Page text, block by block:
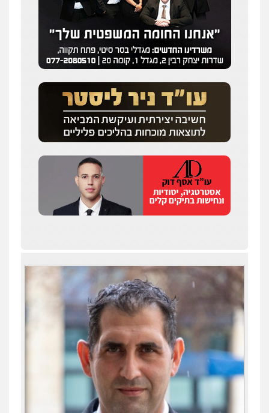
עו"ד תומר נוה
0525544654
מנשה, אלמוג – עורכי דין
פלילי עבירות תנועה צווארון לבן תעבורה
עורכי דין לענייני אסירים מעצרים וחקירות
0546470989
עו"ד זוהר ארבל
פלילי פשיעה חמורה מעצרים וחקירות
קטינים
עו"ד אסף דוק
פלילי עבירות מין סמים והימורים
חמורה חקירות ומעצרים צווארון לבן והונאה
0526885006
משפט פלילי פשיעה חמורה מעצרים
וחקירות צבאי תעבורה
0544218336
עו"ד שאדי כבהא
פלילי עורכי דין לענייני אסירים
0525556970
משרד עורכי דין חן ברוך
פלילי דיני תעבורה מעצרים וחקירות